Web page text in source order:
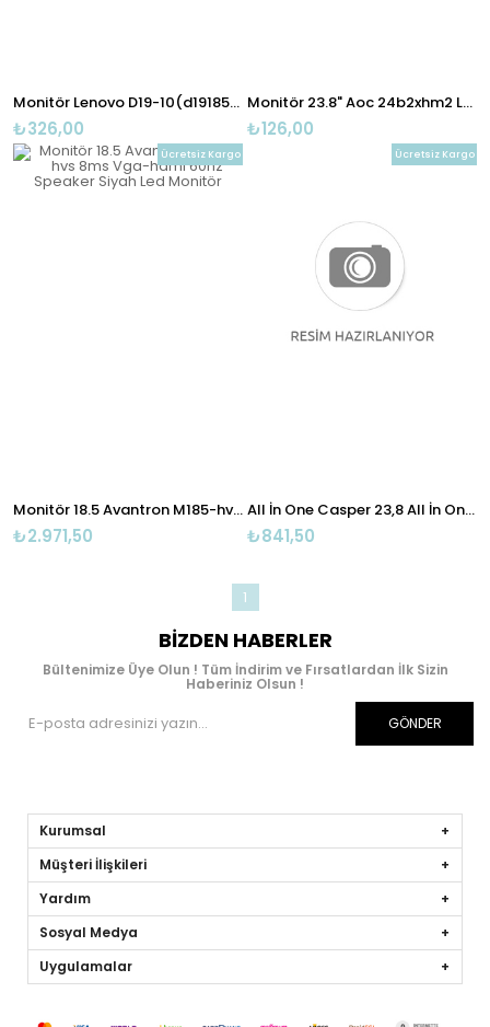
Monitör Lenovo D19-10(d19185ad0) 18.5'' Monitör(hd)
₺326,00
Monitör 23.8" Aoc 24b2xhm2 Led Monitör 4ms Siyah
₺126,00
Monitör 18.5 Avantron M185-hvs 8ms Vga-hdmı 60hz Speaker Siyah Led Monitör
₺2.971,50
Ücretsiz Kargo
All İn One Casper 23,8 All İn One A57.1011-8p00x-v:nirvana One A570
₺841,50
Ücretsiz Kargo
1
BIZDEN HABERLER
Bültenimize Üye Olun ! Tüm İndirim ve Fırsatlardan İlk Sizin
Haberiniz Olsun !
GÖNDER
Kurumsal
Müşteri İlişkileri
Yardım
Sosyal Medya
Uygulamalar